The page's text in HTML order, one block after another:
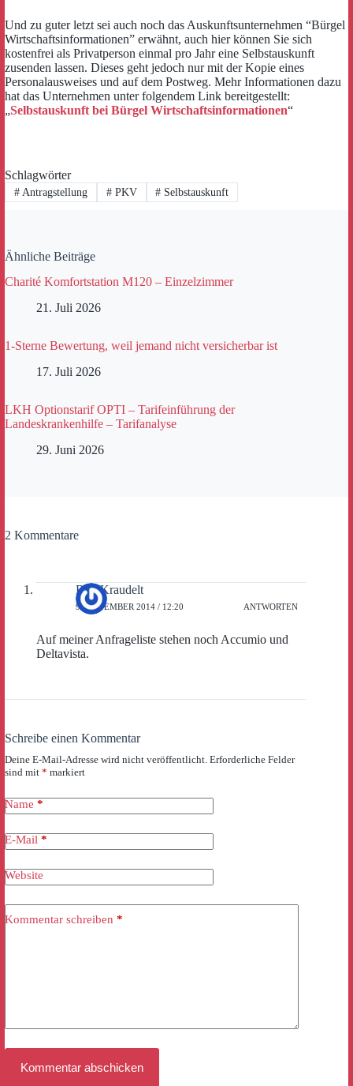
Und zu guter letzt sei auch noch das Auskunftsunternehmen “Bürgel
Wirtschaftsinformationen” erwähnt, auch hier können Sie sich
kostenfrei als Privatperson einmal pro Jahr eine Selbstauskunft
zusenden lassen. Dieses geht jedoch nur mit der Kopie eines
Personalausweises und auf dem Postweg. Mehr Informationen dazu
hat das Unternehmen unter folgendem Link bereitgestellt:
„Selbstauskunft bei Bürgel Wirtschaftsinformationen“
Schlagwörter
#Antragstellung #PKV # Selbstauskunft
Ähnliche Beiträge
Charité Komfortstation M120 – Einzelzimmer
21. Juli 2026
1-Sterne Bewertung, weil jemand nicht versicherbar ist
17. Juli 2026
LKH Optionstarif OPTI – Tarifeinführung der
Landeskrankenhilfe – Tarifanalyse
29. Juni 2026
2 Kommentare
Ralf Kraudelt
9. NOVEMBER 2014 / 12:20 ANTWORTEN
Auf meiner Anfrageliste stehen noch Accumio und
Deltavista.
Schreibe einen Kommentar
Deine E-Mail-Adresse wird nicht veröffentlicht. Erforderliche Felder
sind mit * markiert
Name *
E-Mail *
Website
Kommentar schreiben *
Kommentar abschicken